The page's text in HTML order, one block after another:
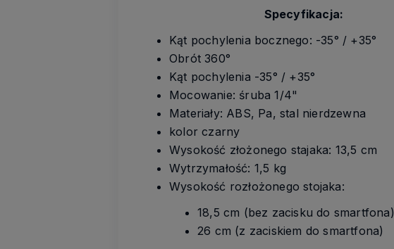
Specyfikacja:
Kąt pochylenia bocznego: -35° / +35°
Obrót 360°
Kąt pochylenia -35° / +35°
Mocowanie: śruba 1/4"
Materiały: ABS, Pa, stal nierdzewna
kolor czarny
Wysokość złożonego stajaka: 13,5 cm
Wytrzymałość: 1,5 kg
Wysokość rozłożonego stojaka:
18,5 cm (bez zacisku do smartfona)
26 cm (z zaciskiem do smartfona)